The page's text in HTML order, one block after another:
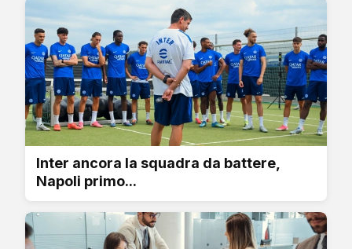
Inter ancora la squadra da battere,
Napoli primo...